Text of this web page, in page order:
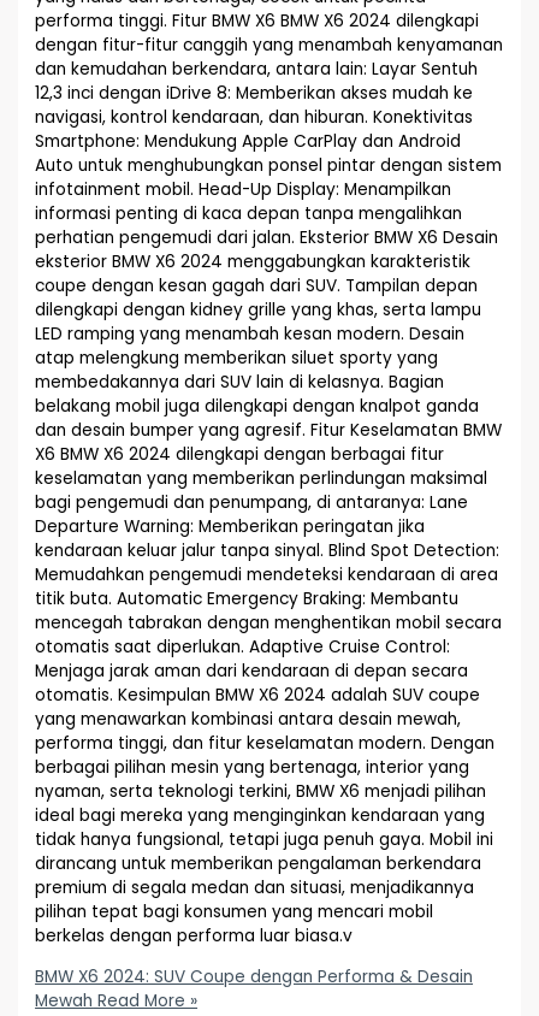
performa tinggi. Fitur BMW X6 BMW X6 2024 dilengkapi
dengan fitur-fitur canggih yang menambah kenyamanan
dan kemudahan berkendara, antara lain: Layar Sentuh
12,3 inci dengan iDrive 8: Memberikan akses mudah ke
navigasi, kontrol kendaraan, dan hiburan. Konektivitas
Smartphone: Mendukung Apple CarPlay dan Android
Auto untuk menghubungkan ponsel pintar dengan sistem
infotainment mobil. Head-Up Display: Menampilkan
informasi penting di kaca depan tanpa mengalihkan
perhatian pengemudi dari jalan. Eksterior BMW X6 Desain
eksterior BMW X6 2024 menggabungkan karakteristik
coupe dengan kesan gagah dari SUV. Tampilan depan
dilengkapi dengan kidney grille yang khas, serta lampu
LED ramping yang menambah kesan modern. Desain
atap melengkung memberikan siluet sporty yang
membedakannya dari SUV lain di kelasnya. Bagian
belakang mobil juga dilengkapi dengan knalpot ganda
dan desain bumper yang agresif. Fitur Keselamatan BMW
X6 BMW X6 2024 dilengkapi dengan berbagai fitur
keselamatan yang memberikan perlindungan maksimal
bagi pengemudi dan penumpang, di antaranya: Lane
Departure Warning: Memberikan peringatan jika
kendaraan keluar jalur tanpa sinyal. Blind Spot Detection:
Memudahkan pengemudi mendeteksi kendaraan di area
titik buta. Automatic Emergency Braking: Membantu
mencegah tabrakan dengan menghentikan mobil secara
otomatis saat diperlukan. Adaptive Cruise Control:
Menjaga jarak aman dari kendaraan di depan secara
otomatis. Kesimpulan BMW X6 2024 adalah SUV coupe
yang menawarkan kombinasi antara desain mewah,
performa tinggi, dan fitur keselamatan modern. Dengan
berbagai pilihan mesin yang bertenaga, interior yang
nyaman, serta teknologi terkini, BMW X6 menjadi pilihan
ideal bagi mereka yang menginginkan kendaraan yang
tidak hanya fungsional, tetapi juga penuh gaya. Mobil ini
dirancang untuk memberikan pengalaman berkendara
premium di segala medan dan situasi, menjadikannya
pilihan tepat bagi konsumen yang mencari mobil
berkelas dengan performa luar biasa.v
BMW X6 2024: SUV Coupe dengan Performa & Desain
Mewah Read More »